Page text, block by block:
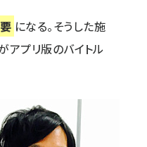
になる。そうした施
アプリ版のバイトル